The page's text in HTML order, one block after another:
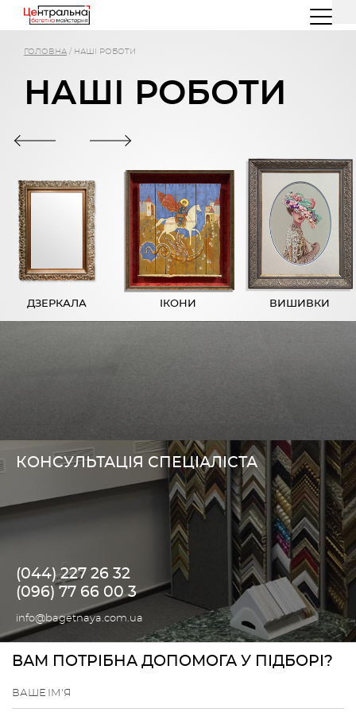
ГОЛОВНА / НАШІ РОБОТИ
НАШІ РОБОТИ
ДЗЕРКАЛА ІКОНИ ВИШИВКИ
КОНСУЛЬТАЦІЯ СПЕЦІАЛІСТА
(044) 227 26 32
(096) 77 66 00 3
info@bagetnaya.com.ua
ВАМ ПОТРІБНА ДОПОМОГА У ПІДБОРІ?
ВАШЕ ІМ'Я